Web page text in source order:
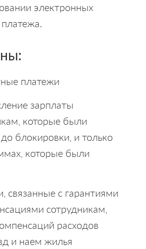
электронных
платежи
зарплаты
которые были
блокировки, и только
которые были
связанные с гарантиями
сотрудникам,
расходов
и наем жилья